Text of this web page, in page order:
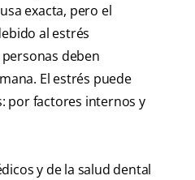
exacta, pero el
al estrés
deben
El estrés puede
por factores internos y
y de la salud dental